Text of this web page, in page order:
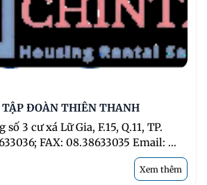
TẬP ĐOÀN THIÊN THANH
3 cư xá Lữ Gia, F.15, Q.11, TP.
HCM SĐT: 08.38633036; FAX: 08.38633035 Email: ...
Xem thêm